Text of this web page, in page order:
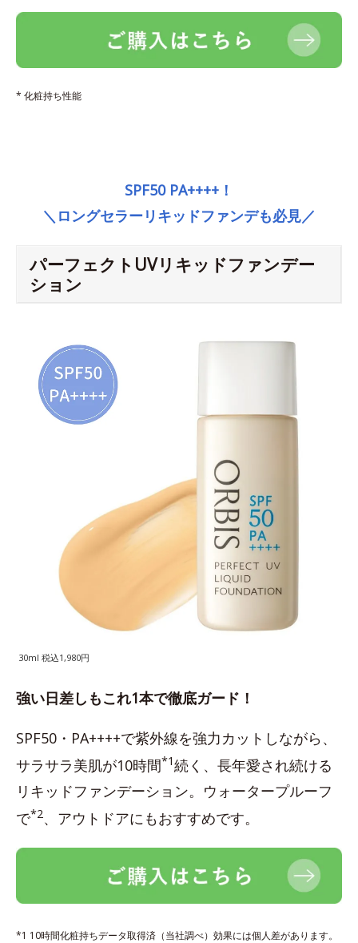
* 化粧持ち性能
SPF50 PA++++！
＼ロングセラーリキッドファンデも必見／
パーフェクトUVリキッドファンデー
ション
30ml 税込1,980円
強い日差しもこれ1本で徹底ガード！
SPF50・PA++++で紫外線を強力カットしながら、
サラサラ美肌が10時間*1続く、長年愛され続ける
リキッドファンデーション。ウォータープルーフ
で*2、アウトドアにもおすすめです。
*1 10時間化粧持ちデータ取得済（当社調べ）効果には個人差があります。